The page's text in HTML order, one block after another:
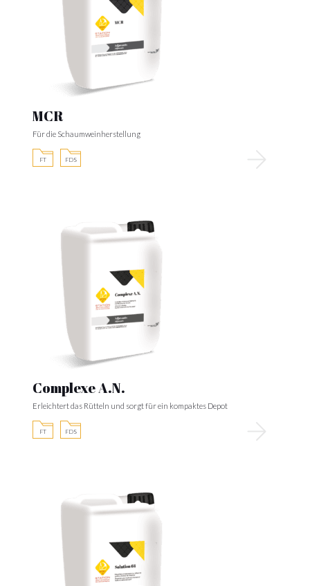
MCR
Für die Schaumweinherstellung
FT FDS
Complexe A.N.
Erleichtert das Rütteln und sorgt für ein kompaktes Depot
FT FDS